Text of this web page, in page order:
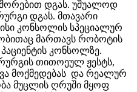
დგას. უშუალოდ
დგას. მთავარი
კონსოლის სპეციალურ
მართავს რობოტის
კონსოლზე.
თითოეულ ჟესტს,
მოქმედებას და რეალურ
მუცლის ღრუში მყოფ